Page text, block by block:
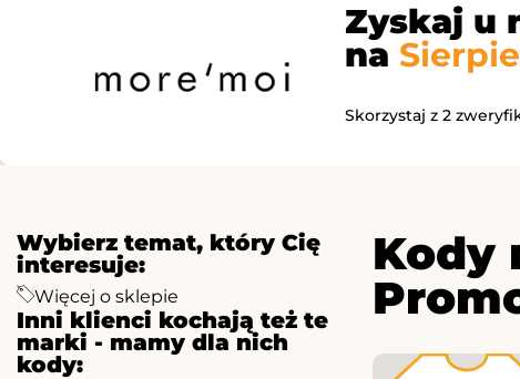
Zyskaj u
na
Skorzystaj z 2
Wybierz temat, który Cię
interesuje:
Więcej o sklepie
Inni klienci kochają też te
marki - mamy dla nich
kody:
Kody